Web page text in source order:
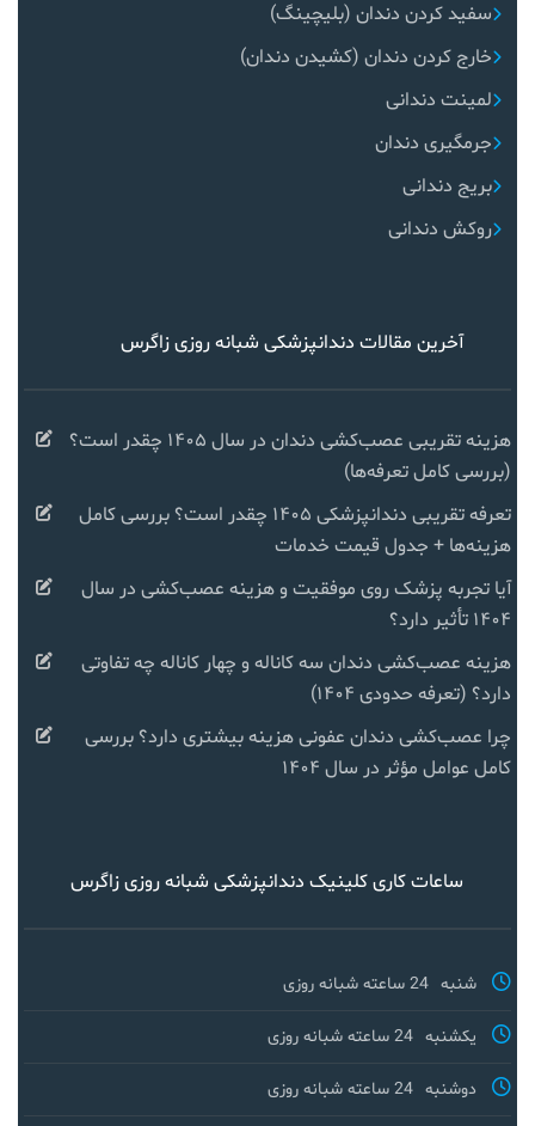
سفید کردن دندان (بلیچینگ)
خارج کردن دندان (کشیدن دندان)
لمینت دندانی
جرمگیری دندان
بریج دندانی
روکش دندانی
آخرین مقالات دندانپزشکی شبانه روزی زاگرس
هزینه تقریبی عصب‌کشی دندان در سال ۱۴۰۵ چقدر است؟
(بررسی کامل تعرفه‌ها)
تعرفه تقریبی دندانپزشکی ۱۴۰۵ چقدر است؟ بررسی کامل
هزینه‌ها + جدول قیمت خدمات
آیا تجربه پزشک روی موفقیت و هزینه عصب‌کشی در سال
۱۴۰۴ تأثیر دارد؟
هزینه عصب‌کشی دندان سه کاناله و چهار کاناله چه تفاوتی
دارد؟ (تعرفه حدودی ۱۴۰۴)
چرا عصب‌کشی دندان عفونی هزینه بیشتری دارد؟ بررسی
کامل عوامل مؤثر در سال ۱۴۰۴
ساعات کاری کلینیک دندانپزشکی شبانه روزی زاگرس
شنبه 24 ساعته شبانه روزی
یکشنبه 24 ساعته شبانه روزی
دوشنبه 24 ساعته شبانه روزی